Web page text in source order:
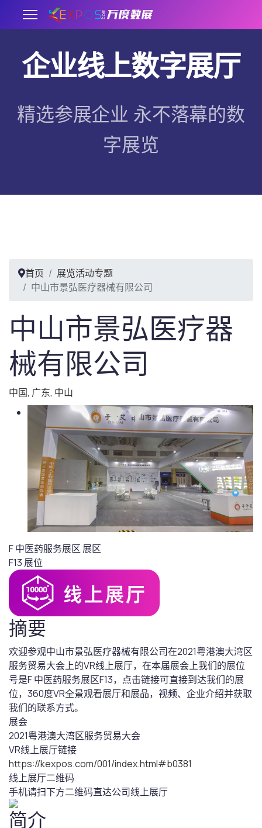
企业线上数字展厅
精选参展企业 永不落幕的数
字展览
首页
展览活动专题
中山市景弘医疗器械有限公司
中山市景弘医疗器
械有限公司
中国, 广东, 中山
F 中医药服务展区 展区
F13 展位
摘要
欢迎参观中山市景弘医疗器械有限公司在2021粤港澳大湾区
服务贸易大会上的VR线上展厅，在本届展会上我们的展位
号是F 中医药服务展区F13，点击链接可直接到达我们的展
位，360度VR全景观看展厅和展品，视频、企业介绍并获取
我们的联系方式。
展会
2021粤港澳大湾区服务贸易大会
VR线上展厅链接
https://kexpos.com/001/index.html#b0381
线上展厅二维码
手机请扫下方二维码直达公司线上展厅
简介